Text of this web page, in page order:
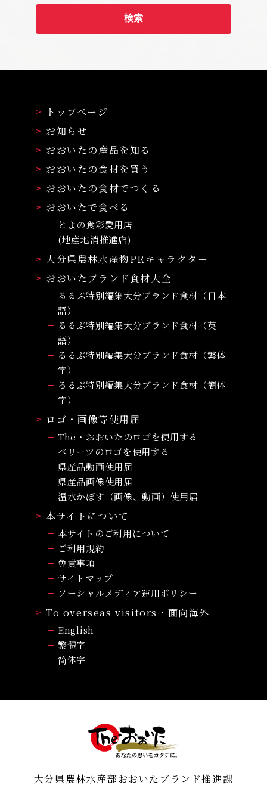
トップページ
お知らせ
おおいたの産品を知る
おおいたの食材を買う
おおいたの食材でつくる
おおいたで食べる
とよの食彩愛用店
(地産地消推進店)
大分県農林水産物PRキャラクター
おおいたブランド食材大全
るるぶ特別編集大分ブランド食材（日本
語）
るるぶ特別編集大分ブランド食材（英
語）
るるぶ特別編集大分ブランド食材（繁体
字）
るるぶ特別編集大分ブランド食材（簡体
字）
ロゴ・画像等使用届
The・おおいたのロゴを使用する
ベリーツのロゴを使用する
県産品動画使用届
県産品画像使用届
温水かぼす（画像、動画）使用届
本サイトについて
本サイトのご利用について
ご利用規約
免責事項
サイトマップ
ソーシャルメディア運用ポリシー
To overseas visitors・面向海外
English
繁體字
简体字
大分県農林水産部おおいたブランド推進課